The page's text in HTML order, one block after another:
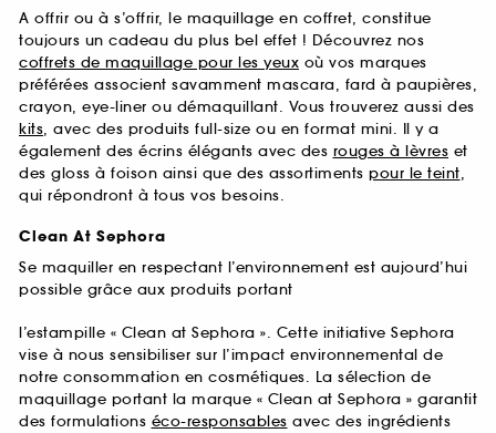
A offrir ou à s’offrir, le maquillage en coffret, constitue
toujours un cadeau du plus bel effet ! Découvrez nos
coffrets de maquillage pour les yeux où vos marques
préférées associent savamment mascara, fard à paupières,
crayon, eye-liner ou démaquillant. Vous trouverez aussi des
kits, avec des produits full-size ou en format mini. Il y a
également des écrins élégants avec des rouges à lèvres et
des gloss à foison ainsi que des assortiments pour le teint,
qui répondront à tous vos besoins.
Clean At Sephora
Se maquiller en respectant l’environnement est aujourd’hui
possible grâce aux produits portant
l’estampille « Clean at Sephora ». Cette initiative Sephora
vise à nous sensibiliser sur l’impact environnemental de
notre consommation en cosmétiques. La sélection de
maquillage portant la marque « Clean at Sephora » garantit
des formulations éco-responsables avec des ingrédients